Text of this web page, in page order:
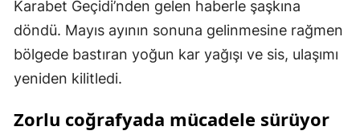
Karabet Geçidi’nden gelen haberle şaşkına
döndü. Mayıs ayının sonuna gelinmesine rağmen
bölgede bastıran yoğun kar yağışı ve sis, ulaşımı
yeniden kilitledi.
Zorlu coğrafyada mücadele sürüyor